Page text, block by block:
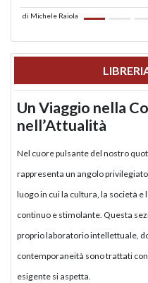
di Michele Raiola
Un Viaggio nella
nell’Attualità
Nel cuore pulsante del nostro
rappresenta un angolo
luogo in cui la cultura, la società
continuo e stimolante. Questa
proprio laboratorio intellettuale,
contemporaneità sono trattati
esigente si aspetta.